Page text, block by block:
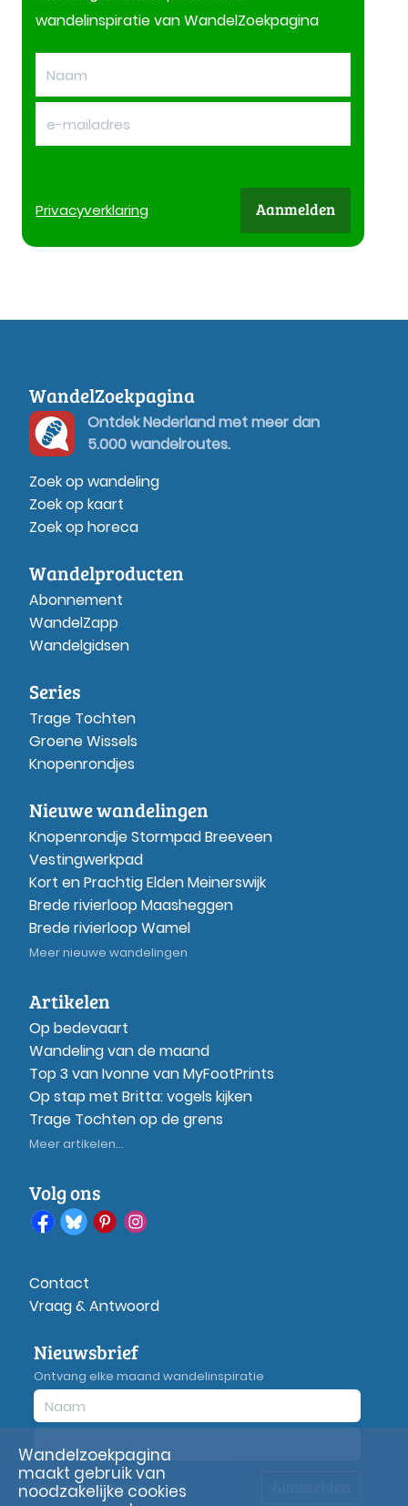
wandelinspiratie van WandelZoekpagina
Privacyverklaring Aanmelden
WandelZoekpagina
Ontdek Nederland met meer dan
5.000 wandelroutes.
Zoek op wandeling
Zoek op kaart
Zoek op horeca
Wandelproducten
Abonnement
WandelZapp
Wandelgidsen
Series
Trage Tochten
Groene Wissels
Knopenrondjes
Nieuwe wandelingen
Knopenrondje Stormpad Breeveen
Vestingwerkpad
Kort en Prachtig Elden Meinerswijk
Brede rivierloop Maasheggen
Brede rivierloop Wamel
Meer nieuwe wandelingen
Artikelen
Op bedevaart
Wandeling van de maand
Top 3 van Ivonne van MyFootPrints
Op stap met Britta: vogels kijken
Trage Tochten op de grens
Meer artikelen...
Volg ons
Contact
Vraag & Antwoord
Nieuwsbrief
Ontvang elke maand wandelinspiratie
Privacyverklaring
Wandelzoekpagina
maakt gebruik van
noodzakelijke cookies